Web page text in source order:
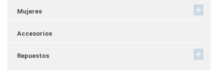
Mujeres
Accesorios
Repuestos